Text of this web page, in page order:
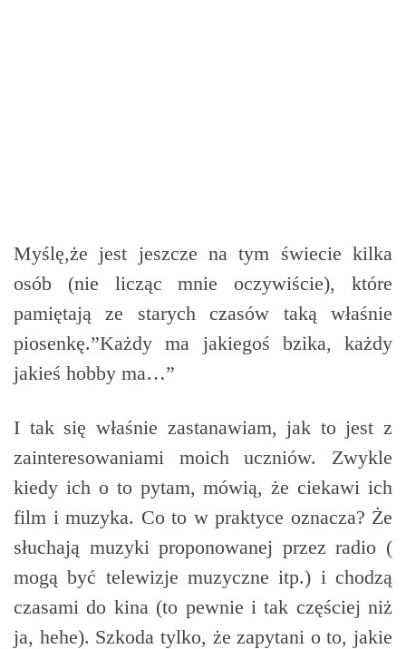
Myślę,że jest jeszcze na tym świecie kilka
osób (nie licząc mnie oczywiście), które
pamiętają ze starych czasów taką właśnie
piosenkę.”Każdy ma jakiegoś bzika, każdy
jakieś hobby ma…”
I tak się właśnie zastanawiam, jak to jest z
zainteresowaniami moich uczniów. Zwykle
kiedy ich o to pytam, mówią, że ciekawi ich
film i muzyka. Co to w praktyce oznacza? Że
słuchają muzyki proponowanej przez radio (
mogą być telewizje muzyczne itp.) i chodzą
czasami do kina (to pewnie i tak częściej niż
ja, hehe). Szkoda tylko, że zapytani o to, jakie